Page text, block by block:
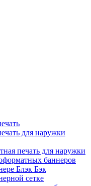
для наружки
печать для наружки
баннеров
Блэк Бэк
сетке